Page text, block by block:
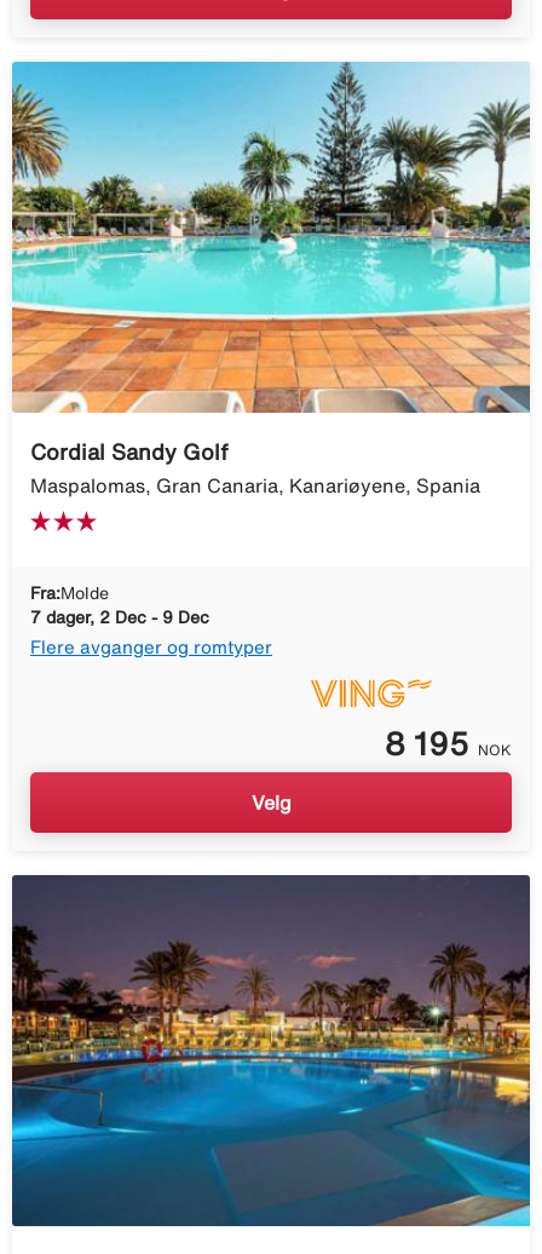
Cordial Sandy Golf
Maspalomas, Gran Canaria, Kanariøyene, Spania
Fra:Molde
7 dager, 2 Dec - 9 Dec
Flere avganger og romtyper
8 195 NOK
Velg